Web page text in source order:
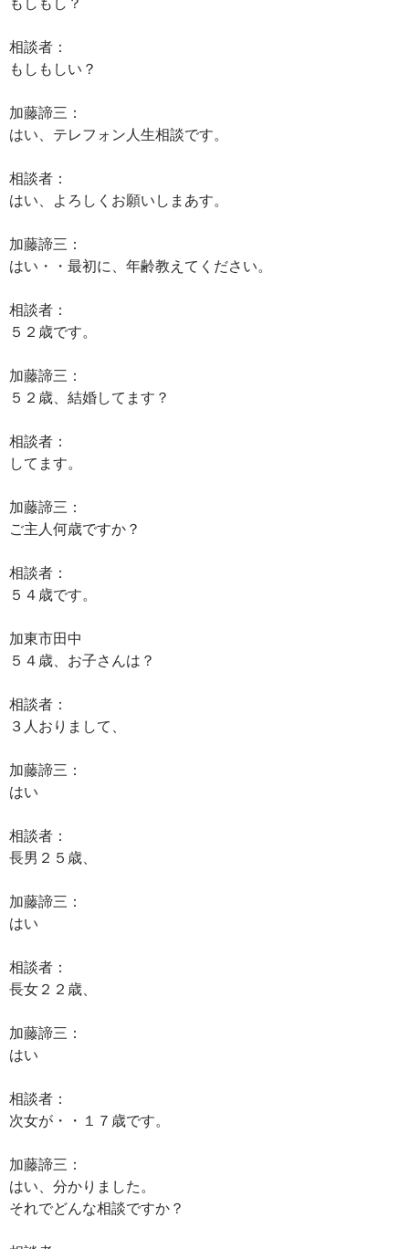
相談者：
もしもしい？
加藤諦三：
はい、テレフォン人生相談です。
相談者：
はい、よろしくお願いしまあす。
加藤諦三：
はい・・最初に、年齢教えてください。
相談者：
５２歳です。
加藤諦三：
５２歳、結婚してます？
相談者：
してます。
加藤諦三：
ご主人何歳ですか？
相談者：
５４歳です。
加東市田中
５４歳、お子さんは？
相談者：
３人おりまして、
加藤諦三：
はい
相談者：
長男２５歳、
加藤諦三：
はい
相談者：
長女２２歳、
加藤諦三：
はい
相談者：
次女が・・１７歳です。
加藤諦三：
はい、分かりました。
それでどんな相談ですか？